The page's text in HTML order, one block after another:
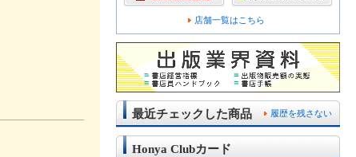
店舗一覧はこちら
履歴を残さない
最近チェックした商品
Honya Clubカード